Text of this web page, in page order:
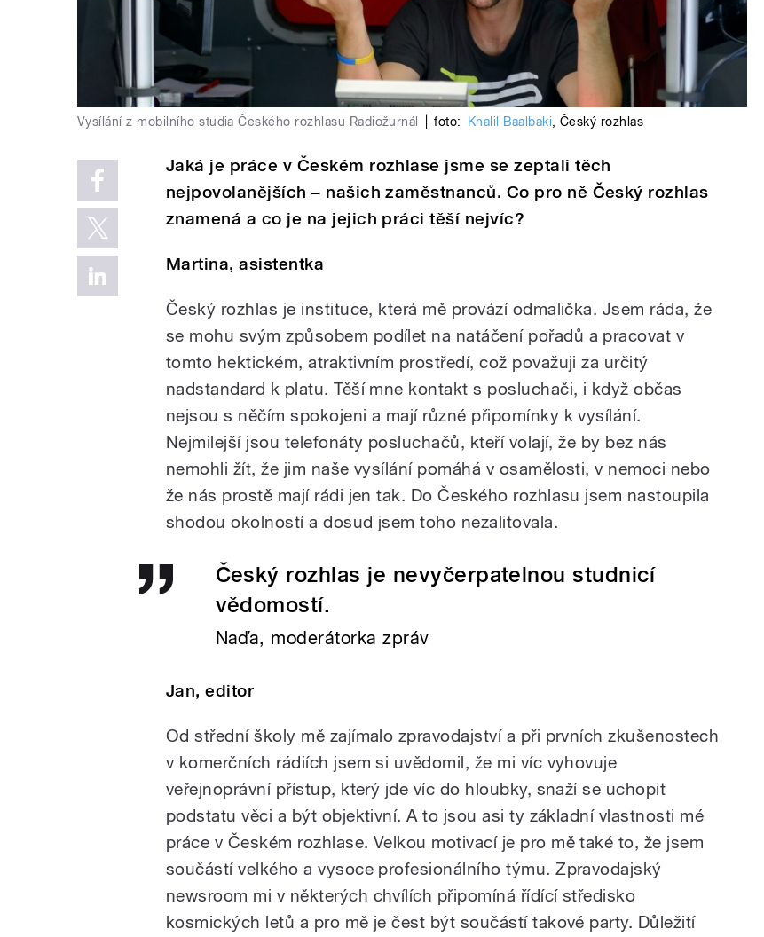
Vysílání z mobilního studia Českého rozhlasu Radiožurnál foto: Khalil Baalbaki, Český rozhlas
Jaká je práce v Českém rozhlase jsme se zeptali těch
nejpovolanějších – našich zaměstnanců. Co pro ně Český rozhlas
znamená a co je na jejich práci těší nejvíc?
Martina, asistentka
Český rozhlas je instituce, která mě provází odmalička. Jsem ráda, že
se mohu svým způsobem podílet na natáčení pořadů a pracovat v
tomto hektickém, atraktivním prostředí, což považuji za určitý
nadstandard k platu. Těší mne kontakt s posluchači, i když občas
nejsou s něčím spokojeni a mají různé připomínky k vysílání.
Nejmilejší jsou telefonáty posluchačů, kteří volají, že by bez nás
nemohli žít, že jim naše vysílání pomáhá v osamělosti, v nemoci nebo
že nás prostě mají rádi jen tak. Do Českého rozhlasu jsem nastoupila
shodou okolností a dosud jsem toho nezalitovala.
Český rozhlas je nevyčerpatelnou studnicí
vědomostí.
Naďa, moderátorka zpráv
Jan, editor
Od střední školy mě zajímalo zpravodajství a při prvních zkušenostech
v komerčních rádiích jsem si uvědomil, že mi víc vyhovuje
veřejnoprávní přístup, který jde víc do hloubky, snaží se uchopit
podstatu věci a být objektivní. A to jsou asi ty základní vlastnosti mé
práce v Českém rozhlase. Velkou motivací je pro mě také to, že jsem
součástí velkého a vysoce profesionálního týmu. Zpravodajský
newsroom mi v některých chvílích připomíná řídící středisko
kosmických letů a pro mě je čest být součástí takové party. Důležití